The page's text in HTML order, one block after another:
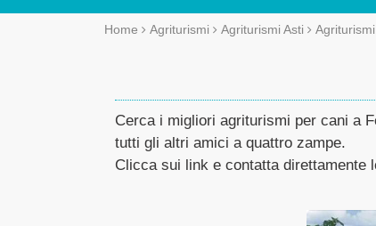
Home Agriturismi Agriturismi Asti
Cerca i migliori agriturismi per cani a
tutti gli altri amici a quattro zampe.
Clicca sui link e contatta direttamente